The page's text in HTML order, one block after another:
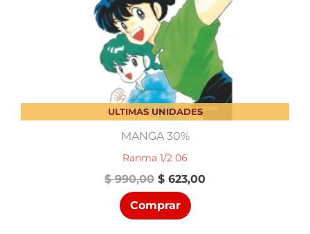
ULTIMAS UNIDADES
MANGA 30%
Ranma 1/2 06
$990,00 El
precio
original
era:
$ 623,00El
Comprar